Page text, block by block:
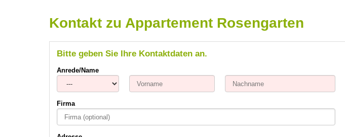
Kontakt zu Appartement Rosengarten
Bitte geben Sie Ihre Kontaktdaten an.
Anrede/Name
Firma